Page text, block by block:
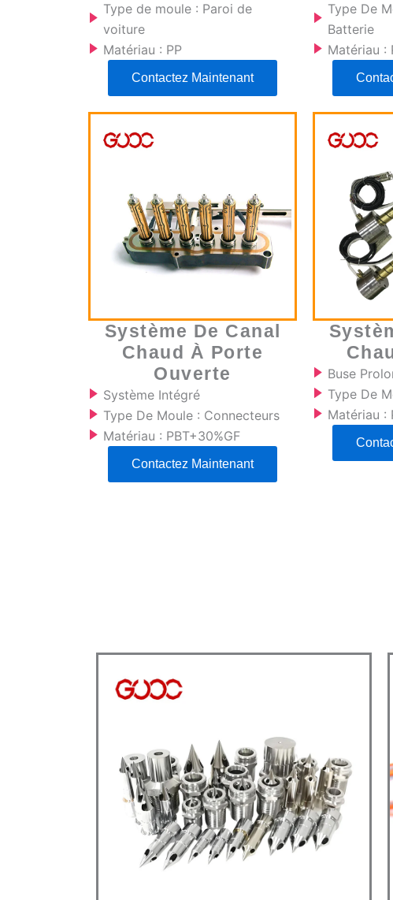
Type de moule : Paroi de
voiture
Matériau : PP
Contactez Maintenant
Type De
Batterie
Matériau :
Système De Canal
Chaud À Porte
Ouverte
Système Intégré
Type De Moule : Connecteurs
Matériau : PBT+30%GF
Contactez Maintenant
Buse
Type De
Matériau :